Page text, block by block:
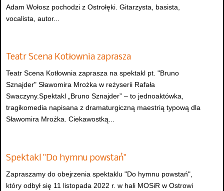
Adam Wołosz pochodzi z Ostrołęki. Gitarzysta, basista,
vocalista, autor...
Teatr Scena Kotłownia zaprasza
Teatr Scena Kotłownia zaprasza na spektakl pt. "Bruno
Sznajder" Sławomira Mrożka w reżyserii Rafała
Swaczyny.Spektakl „Bruno Sznajder” – to jednoaktówka,
tragikomedia napisana z dramaturgiczną maestrią typową dla
Sławomira Mrożka. Ciekawostką...
Spektakl "Do hymnu powstań"
Zapraszamy do obejrzenia spektaklu "Do hymnu powstań",
który odbył się 11 listopada 2022 r. w hali MOSiR w Ostrowi